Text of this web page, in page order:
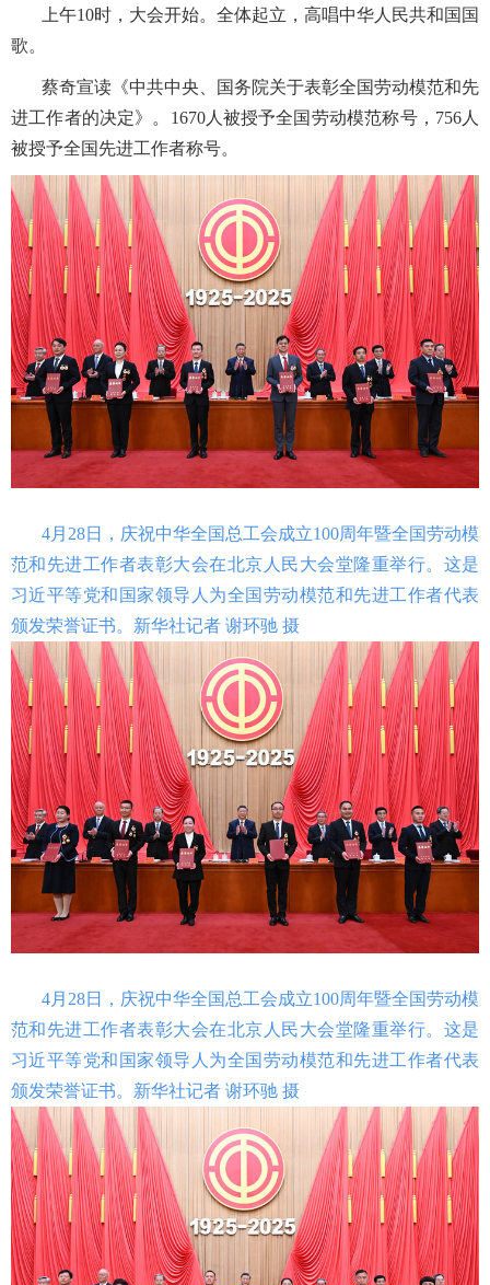
上午10时，大会开始。全体起立，高唱中华人民共和国国
歌。
蔡奇宣读《中共中央、国务院关于表彰全国劳动模范和先
进工作者的决定》。 1670人被授予全国劳动模范称号，756人
被授予全国先进工作者称号。
4月28日，庆祝中华全国总工会成立100周年暨全国劳动模
范和先进工作者表彰大会在北京人民大会堂隆重举行。这是
习近平等党和国家领导人为全国劳动模范和先进工作者代表
颁发荣誉证书。新华社记者 谢环驰 摄
4月28日，庆祝中华全国总工会成立100周年暨全国劳动模
范和先进工作者表彰大会在北京人民大会堂隆重举行。这是
习近平等党和国家领导人为全国劳动模范和先进工作者代表
颁发荣誉证书。新华社记者 谢环驰 摄